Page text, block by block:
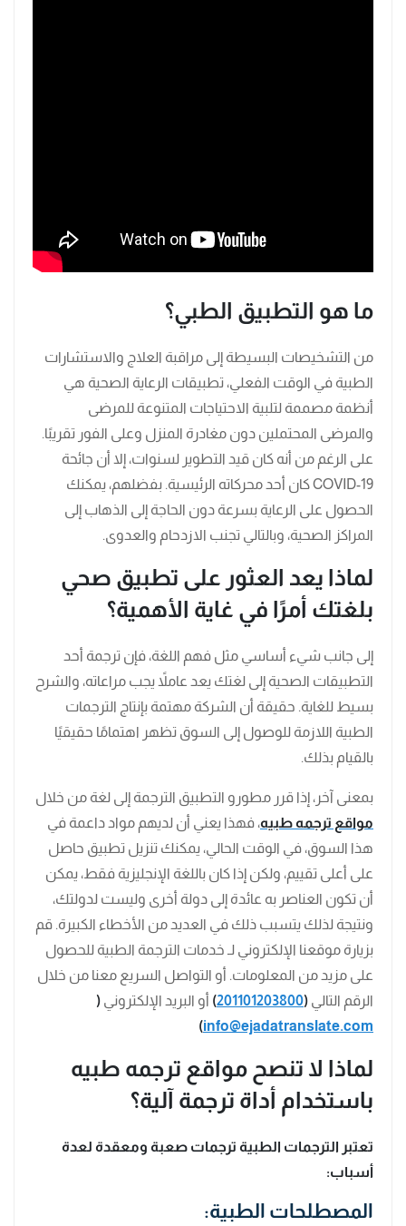
ما هو التطبيق الطبي؟
من التشخيصات البسيطة إلى مراقبة العلاج والاستشارات
الطبية في الوقت الفعلي، تطبيقات الرعاية الصحية هي
أنظمة مصممة لتلبية الاحتياجات المتنوعة للمرضى
والمرضى المحتملين دون مغادرة المنزل وعلى الفور تقريبًا.
على الرغم من أنه كان قيد التطوير لسنوات، إلا أن جائحة
COVID-19 كان أحد محركاته الرئيسية. بفضلهم، يمكنك
الحصول على الرعاية بسرعة دون الحاجة إلى الذهاب إلى
المراكز الصحية، وبالتالي تجنب الازدحام والعدوى.
لماذا يعد العثور على تطبيق صحي
بلغتك أمرًا في غاية الأهمية؟
إلى جانب شيء أساسي مثل فهم اللغة، فإن ترجمة أحد
التطبيقات الصحية إلى لغتك يعد عاملاً يجب مراعاته، والشرح
بسيط للغاية. حقيقة أن الشركة مهتمة بإنتاج الترجمات
الطبية اللازمة للوصول إلى السوق تظهر اهتمامًا حقيقيًا
بالقيام بذلك.
بمعنى آخر، إذا قرر مطورو التطبيق الترجمة إلى لغة من خلال
مواقع ترجمه طبيه، فهذا يعني أن لديهم مواد داعمة في
هذا السوق، في الوقت الحالي، يمكنك تنزيل تطبيق حاصل
على أعلى تقييم، ولكن إذا كان باللغة الإنجليزية فقط، يمكن
أن تكون العناصر به عائدة إلى دولة أخرى وليست لدولتك،
ونتيجة لذلك يتسبب ذلك في العديد من الأخطاء الكبيرة. قم
بزيارة موقعنا الإلكتروني لـ خدمات الترجمة الطبية للحصول
على مزيد من المعلومات. أو التواصل السريع معنا من خلال
الرقم التالي (
201101203800
) أو البريد الإلكتروني (
info@ejadatranslate.com
)
لماذا لا تنصح مواقع ترجمه طبيه
باستخدام أداة ترجمة آلية؟
تعتبر الترجمات الطبية ترجمات صعبة ومعقدة لعدة
أسباب:
المصطلحات الطبية: